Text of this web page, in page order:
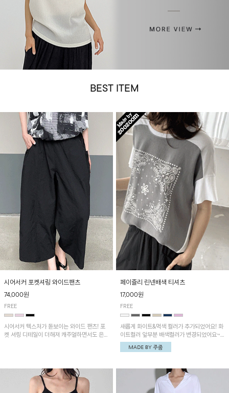
BEST ITEM
시어서커 포켓셔링 와이드팬츠
74,000원
FREE
시어서커 텍스처가 돋보이는 와이드 팬츠! 포
켓 셔링 디테일이 더해져 캐주얼하면서도 은은
아이템으로 활용하기 좋아요~
페이즐리 린넨배색 티셔츠
17,000원
FREE
새롭게 화이트&먹색 컬러가 추가되었어요! 화
이트컬러 앞부분 배색컬러가 변경되었어요~
중앙 린넨배색으로 유니크하면서 페이즐리 패
턴으로 감각적인 분위기를 연출이 가능한 티셔